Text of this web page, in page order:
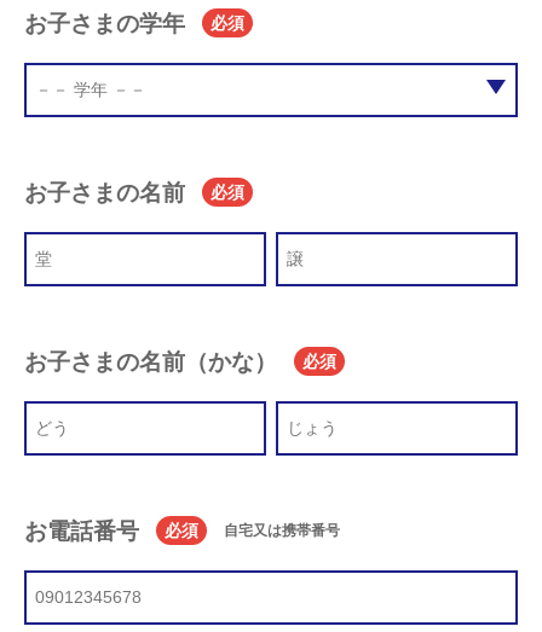
お子さまの学年 必須
お子さまの名前 必須
お子さまの名前（かな） 必須
お電話番号 必須 自宅又は携帯番号